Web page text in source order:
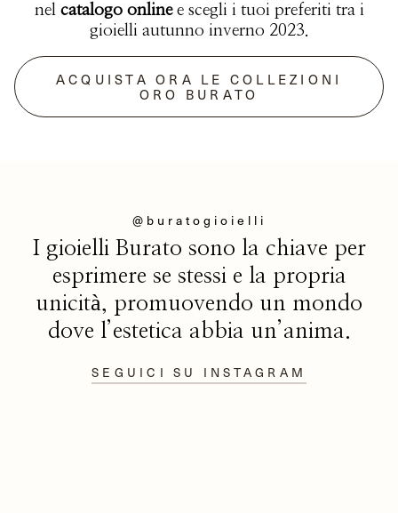
nel catalogo onlinee scegli i tuoi preferiti tra i
gioielli autunno inverno 2023.
ACQUISTA ORA LE COLLEZIONI
ORO BURATO
@buratogioielli
I gioielli Burato sono la chiave per
esprimere se stessi e la propria
unicità, promuovendo un mondo
dove l’estetica abbia un’anima.
SEGUICI SU INSTAGRAM